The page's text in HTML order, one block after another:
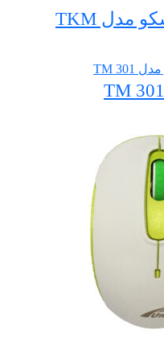
کیبورد و ماوس بی سیم تسکو مدل TKM